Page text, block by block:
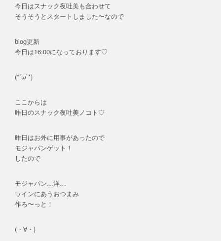
今日はスナック夜吐美も合わせて
そうそうとスタートしました〜なので
blog更新
今日は16:00になっております♡
(*´ω`*)
ここからは
昨日のスナック夜吐美ノコト♡
昨日はお外に用事があったので
モジャパンゲット！
したので
モジャパン…洋…
ワインにあうおつまみ
作ろ〜っと！
(・∀・)